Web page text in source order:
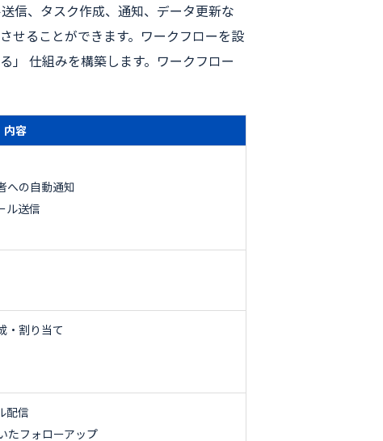
信、タスク作成、通知、データ更新な
せることができます。ワークフローを設
」 仕組みを構築します。ワークフロー
内容
への自動通知
ル送信
・割り当て
配信
たフォローアップ